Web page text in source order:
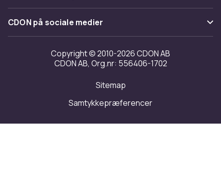
49x42x94 cm
Vægt, kilo
2016ad68-2880-40e3-9662-f9dc789c4aae
Kundeanmeldelser
Arbejd på CDON
Investor relations
Tilgængelighed
Merchant Help Center
CDON på sociale medier
Copyright © 2010-2026 CDON AB
CDON AB, Org.nr: 556406-1702
Sitemap
Samtykkepræferencer